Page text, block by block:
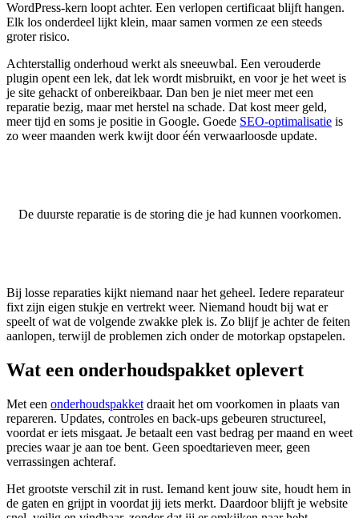
WordPress-kern loopt achter. Een verlopen certificaat blijft hangen.
Elk los onderdeel lijkt klein, maar samen vormen ze een steeds
groter risico.
Achterstallig onderhoud werkt als sneeuwbal. Een verouderde
plugin opent een lek, dat lek wordt misbruikt, en voor je het weet is
je site gehackt of onbereikbaar. Dan ben je niet meer met een
reparatie bezig, maar met herstel na schade. Dat kost meer geld,
meer tijd en soms je positie in Google. Goede SEO-optimalisatie is
zo weer maanden werk kwijt door één verwaarloosde update.
De duurste reparatie is de storing die je had kunnen voorkomen.
Bij losse reparaties kijkt niemand naar het geheel. Iedere reparateur
fixt zijn eigen stukje en vertrekt weer. Niemand houdt bij wat er
speelt of wat de volgende zwakke plek is. Zo blijf je achter de feiten
aanlopen, terwijl de problemen zich onder de motorkap opstapelen.
Wat een onderhoudspakket oplevert
Met een onderhoudspakket draait het om voorkomen in plaats van
repareren. Updates, controles en back-ups gebeuren structureel,
voordat er iets misgaat. Je betaalt een vast bedrag per maand en weet
precies waar je aan toe bent. Geen spoedtarieven meer, geen
verrassingen achteraf.
Het grootste verschil zit in rust. Iemand kent jouw site, houdt hem in
de gaten en grijpt in voordat jij iets merkt. Daardoor blijft je website